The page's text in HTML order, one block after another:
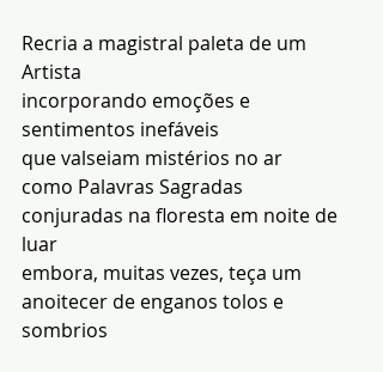
Recria a magistral paleta de um
Artista
incorporando emoções e
sentimentos inefáveis
que valseiam mistérios no ar
como Palavras Sagradas
conjuradas na floresta em noite de
luar
embora, muitas vezes, teça um
anoitecer de enganos tolos e
sombrios